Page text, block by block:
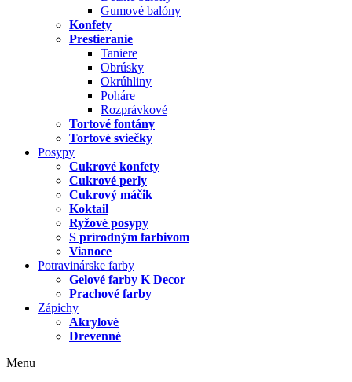
Gumové balóny
Konfety
Prestieranie
Taniere
Obrúsky
Okrúhliny
Poháre
Rozprávkové
Tortové fontány
Tortové sviečky
Posypy
Cukrové konfety
Cukrové perly
Cukrový máčik
Koktail
Ryžové posypy
S prírodným farbivom
Vianoce
Potravinárske farby
Gelové farby K Decor
Prachové farby
Zápichy
Akrylové
Drevenné
Menu